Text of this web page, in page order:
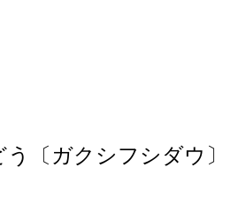
〔ガクシフシダウ〕